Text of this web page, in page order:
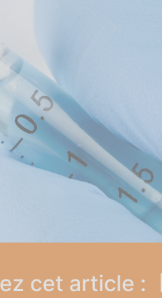
cet article :